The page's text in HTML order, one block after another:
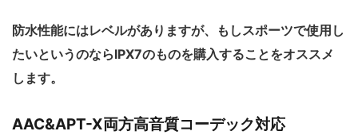
防水性能にはレベルがありますが、もしスポーツで使用し
たいというのならIPX7のものを購入することをオススメ
します。
AAC&APT-X両方高音質コーデック対応